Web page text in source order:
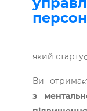
який
Ви
з